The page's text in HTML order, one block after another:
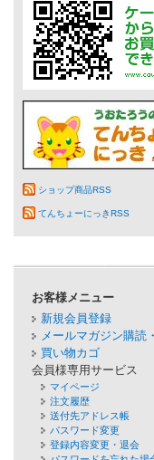
ショップ商品RSS
てんちょーにっきRSS
お客様メニュー
新規会員登録
メールマガジン購読
買い物カゴ
会員様専用サービス
マイページ
注文履歴
送付先アドレス帳
パスワード変更
登録内容変更・退会